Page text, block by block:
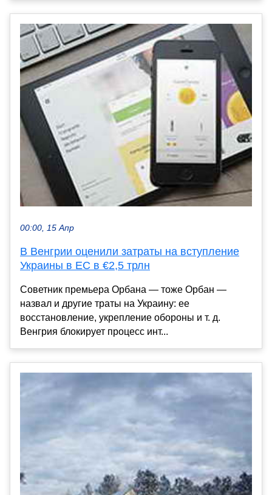
00:00, 15 Апр
В Венгрии оценили затраты на вступление
Украины в ЕС в €2,5 трлн
Советник премьера Орбана — тоже Орбан —
назвал и другие траты на Украину: ее
восстановление, укрепление обороны и т. д.
Венгрия блокирует процесс инт...